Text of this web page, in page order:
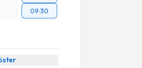
09:30